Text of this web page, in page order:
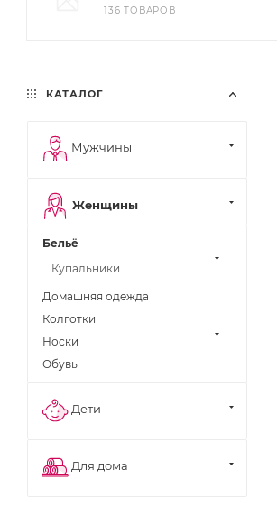
136 ТОВАРОВ
КАТАЛОГ
Мужчины
Женщины
Бельё
Купальники
Домашняя одежда
Колготки
Носки
Обувь
Дети
Для дома